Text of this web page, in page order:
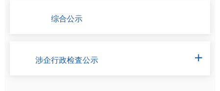
综合公示
涉企行政检査公示 